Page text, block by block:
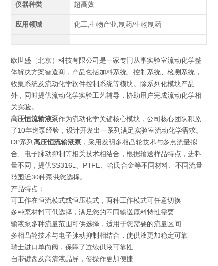
仪器种类 超高效
应用领域 化工,生物产业,制药/生物制药
欧世盛（北京）科技有限公司是一家专门从事实验室流动化学整
体解决方案智造商，产品包括加料系统、控制系统、检测系统，
收集系统及流动化学软件控制系统等模块。除系列化模块产品
外，同时提供流动化学实验工艺辅导，协助用户完成流动化学相
关实验。
高压恒流输液泵作为流动化学关键核心模块，公司核心团队积累
了10年造泵经验，设计开发出一系列满足实验室流动化学需求。
DP系列高压恒流输液泵 ，采用发明多相凸轮技术与多点流量拟
合、电子脉动抑制等相关技术相结合，根据输送样品特点，进料
量不同，提供SS316L、PTFE、哈氏合金等不同材料、不同流量
范围近30种泵供您选择。
产品特点：
可工作在恒流模式或恒压模式，两种工作模式可任意切换
多种泵材料可供选择，满足您的不同输送原料特性需要
输液泵多种流量范围可供选择，适用于您需要的流量区间
多相凸轮技术与电子脉动抑制相结合，使供液更加稳定可靠
瑞士进口单向阀，保障了连续供液可靠性
自带键盘及高清液晶屏，使操作更加便捷